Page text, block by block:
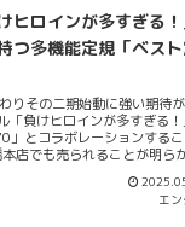
晴らしい精度を持つと評した
高さに驚いたがなぜマケイ
つかあるだろう。...とか言
きっかけやヒントが思いつか
に聞いてみた。それ
でマケインの魅力を紐解い
ンという“報われなさ...
ヒロインが多すぎる！
つ多機能定規「ベス
りその二期始動に強い期待
「負けヒロインが多すぎる
」とコラボレーションする
店でも売られることが明ら
コーテック株式会社）。元工
規である（中日新聞Web）
エ